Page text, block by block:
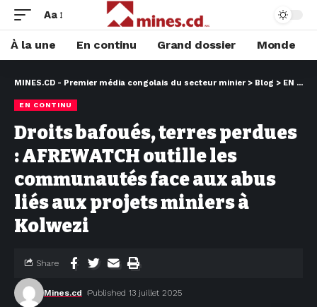
Aa
À la une En continu Grand dossier Monde
MINES.CD - Premier média congolais du secteur minier > Blog > EN CONTINU
EN CONTINU
Droits bafoués, terres perdues
: AFREWATCH outille les
communautés face aux abus
liés aux projets miniers à
Kolwezi
Mines.cd Published 13 juillet 2025
Share